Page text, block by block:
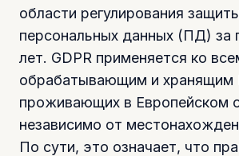
области регулирования
персональных данных (ПД) за
лет. GDPR применяется ко
обрабатывающим и
проживающих в Европейском
независимо от
По сути, это означает, что